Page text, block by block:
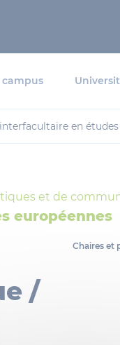
campus
en
et de
européennes
Chaires et
/